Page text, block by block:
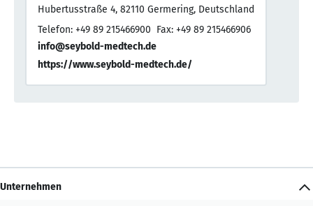
Hubertusstraße 4, 82110 Germering, Deutschland
Telefon: +49 89 215466900 Fax: +49 89 215466906
info@seybold-medtech.de
https://www.seybold-medtech.de/
Unternehmen